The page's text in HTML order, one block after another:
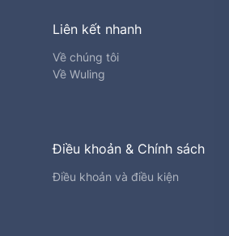
Liên kết nhanh
Về chúng tôi
Về Wuling
Điều khoản & Chính sách
Điều khoản và điều kiện